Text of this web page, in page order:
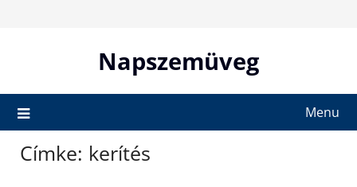
Napszemüveg
Menu
Címke: kerítés